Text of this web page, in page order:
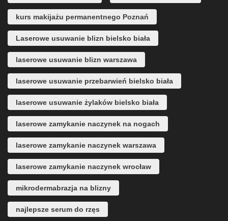
kurs makijażu permanentnego Poznań
Laserowe usuwanie blizn bielsko biała
laserowe usuwanie blizn warszawa
laserowe usuwanie przebarwień bielsko biała
laserowe usuwanie żylaków bielsko biała
laserowe zamykanie naczynek na nogach
laserowe zamykanie naczynek warszawa
laserowe zamykanie naczynek wrocław
mikrodermabrazja na blizny
najlepsze serum do rzęs